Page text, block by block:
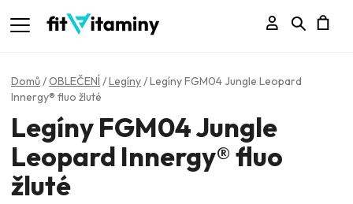
Přihlášení
Hledat
Domů/OBLEČENÍ /Legíny/Legíny FGM04 Jungle Leopard
Innergy® fluo žluté
Legíny FGM04 Jungle
Leopard Innergy® fluo
žluté